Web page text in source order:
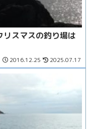
スマスの釣り場は
2016.12.25 2025.07.17